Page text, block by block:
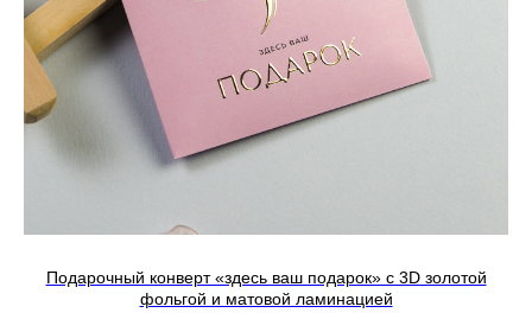
Подарочный конверт «здесь ваш подарок» c 3D золотой
фольгой и матовой ламинацией